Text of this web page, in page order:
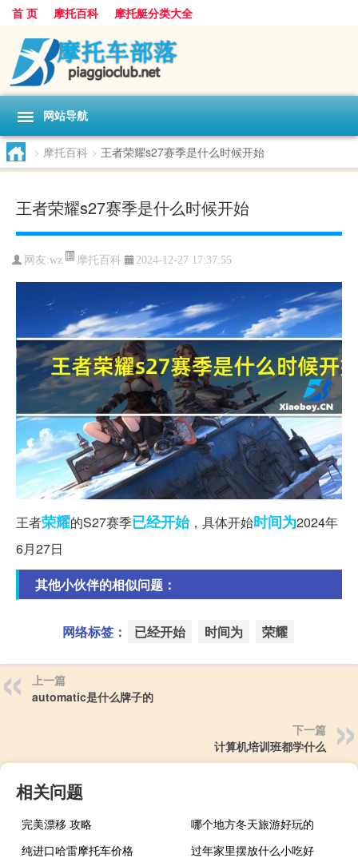
首 页 摩托百科 摩托艇分类大全
网站导航
> 摩托百科 > 王者荣耀s27赛季是什么时候开始
王者荣耀s27赛季是什么时候开始
网友:wz 摩托百科 2024-12-27 17:37:55
王者荣耀的S27赛季已经开始，具体开始时间为2024年
6月27日
其他小伙伴的相似问题：
网络标签： 已经开始 时间为 荣耀
上一篇
automatic是什么牌子的
下一篇
计算机培训班都学什么
相关问题
完美漂移 攻略
哪个地方冬天旅游好玩的
纯进口哈雷摩托车价格
过年家里摆放什么小吃好